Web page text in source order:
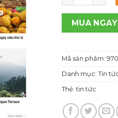
MUA NGAY
Mã sản phẩm:
Danh mục: Tin
Thẻ:tin tức